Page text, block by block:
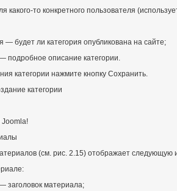
какого-то конкретного пользователя
— будет ли категория опубликована на сайте;
подробное описание категории.
категории нажмите кнопку Сохранить.
категории
Joomla!
(см. рис. 2.15) отображает
заголовок материала;